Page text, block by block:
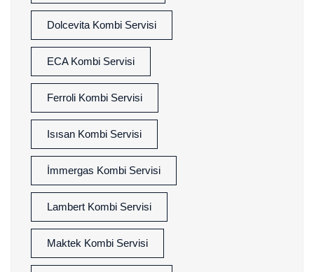
Dolcevita Kombi Servisi
ECA Kombi Servisi
Ferroli Kombi Servisi
Isısan Kombi Servisi
İmmergas Kombi Servisi
Lambert Kombi Servisi
Maktek Kombi Servisi